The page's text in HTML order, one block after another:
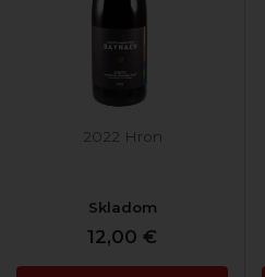
2022 Hron
Skladom
12,00 €